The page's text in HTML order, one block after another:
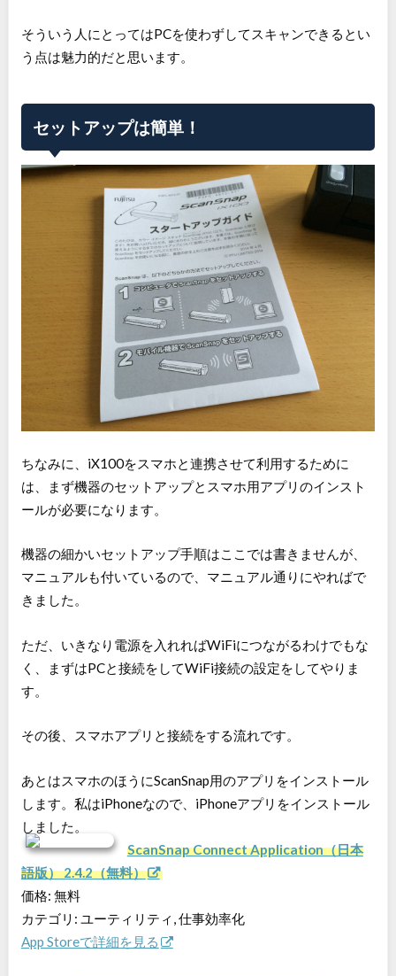
そういう人にとってはPCを使わずしてスキャンできるとい
う点は魅力的だと思います。
セットアップは簡単！
ちなみに、iX100をスマホと連携させて利用するために
は、まず機器のセットアップとスマホ用アプリのインスト
ールが必要になります。
機器の細かいセットアップ手順はここでは書きませんが、
マニュアルも付いているので、マニュアル通りにやればで
きました。
ただ、いきなり電源を入れればWiFiにつながるわけでもな
く、まずはPCと接続をしてWiFi接続の設定をしてやりま
す。
その後、スマホアプリと接続をする流れです。
あとはスマホのほうにScanSnap用のアプリをインストール
します。私はiPhoneなので、iPhoneアプリをインストール
しました。
ScanSnap Connect Application（日本
語版） 2.4.2（無料）
価格: 無料
カテゴリ: ユーティリティ, 仕事効率化
App Storeで詳細を見る